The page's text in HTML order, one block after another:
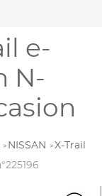
e-
N-
NISSAN
X-Trail